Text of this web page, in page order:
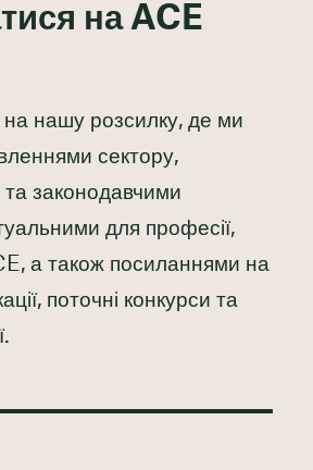
на ACE
на нашу розсилку, де ми
сектору,
законодавчими
для професії,
а також посиланнями на
поточні конкурси та